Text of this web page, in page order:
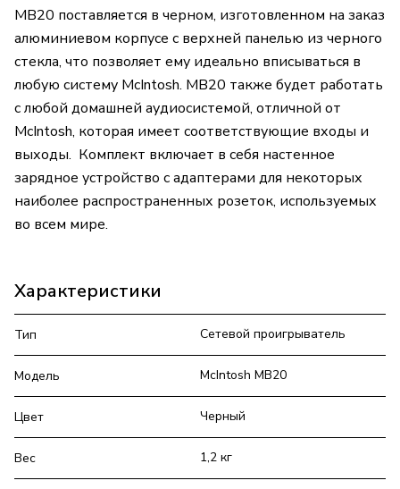
MB20 поставляется в черном, изготовленном на заказ
алюминиевом корпусе с верхней панелью из черного
стекла, что позволяет ему идеально вписываться в
любую систему McIntosh. MB20 также будет работать
с любой домашней аудиосистемой, отличной от
McIntosh, которая имеет соответствующие входы и
выходы. Комплект включает в себя настенное
зарядное устройство с адаптерами для некоторых
наиболее распространенных розеток, используемых
во всем мире.
Характеристики
Тип Сетевой проигрыватель
Модель McIntosh MB20
Цвет Черный
Вес 1,2 кг